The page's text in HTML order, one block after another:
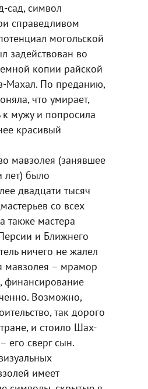
сад, символ
справедливом
могольской
задействован во
копии райской
Махал. По преданию,
что умирает,
к мужу и попросила
красивый
мавзолея (занявшее
лет) было
двадцати тысяч
со всех
также мастера
и Ближнего
ничего не жалел
мавзолея – мрамор
финансирование
Возможно,
так дорого
и стоило Шах-
его сверг сын.
имеет